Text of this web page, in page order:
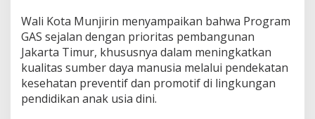
S
e
h
a
t
d
J
Wali Kota Munjirin menyampaikan bahwa Program
GAS sejalan dengan prioritas pembangunan
Jakarta Timur, khususnya dalam meningkatkan
kualitas sumber daya manusia melalui pendekatan
kesehatan preventif dan promotif di lingkungan
pendidikan anak usia dini.